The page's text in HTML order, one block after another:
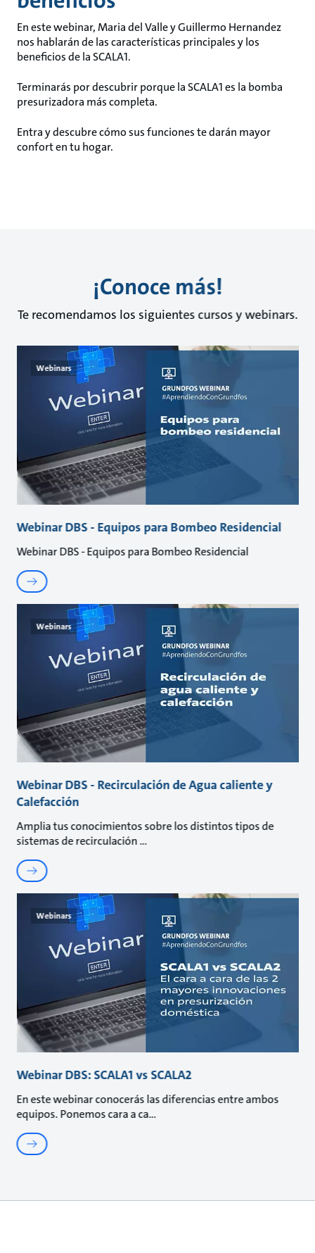
En este webinar, Maria del Valle y Guillermo Hernandez
nos hablarán de las características principales y los
beneficios de la SCALA1.
Terminarás por descubrir porque la SCALA1 es la bomba
presurizadora más completa.
Entra y descubre cómo sus funciones te darán mayor
confort en tu hogar.
¡Conoce más!
Te recomendamos los siguientes cursos y webinars.
Webinars
Webinar DBS - Equipos para Bombeo Residencial
Webinar DBS - Equipos para Bombeo Residencial
Webinars
Webinar DBS - Recirculación de Agua caliente y
Calefacción
Amplia tus conocimientos sobre los distintos tipos de
sistemas de recirculación
Webinars
Webinar DBS: SCALA1 vs SCALA2
En este webinar conocerás las diferencias entre ambos
equipos. Ponemos cara a ca